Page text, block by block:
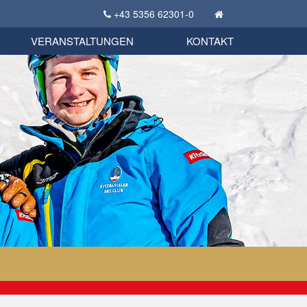
+43 5356 62301-0
KSC Sportgeschichte
Bekleidungsshop
VERANSTALTUNGEN KONTAKT